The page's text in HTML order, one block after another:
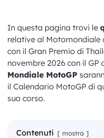
In questa pagina trovi le
relative al Motomondiale
con il Gran Premio di
novembre 2026 con il GP
Mondiale MotoGP
il Calendario MotoGP di
suo corso.
Contenuti mostra